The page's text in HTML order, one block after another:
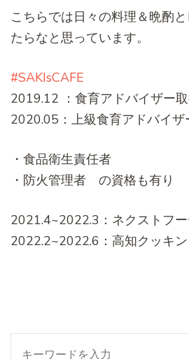
こちらでは日々の料理＆晩酌
たらなと思っています。
#SAKIsCAFE
2019.12 ：食育アドバイザー
2020.05：上級食育アドバイザ
・食品衛生責任者
・防火管理者 の資格も有り
2021.4~2022.3：ネクストフ
2022.2~2022.6：高知クッキ